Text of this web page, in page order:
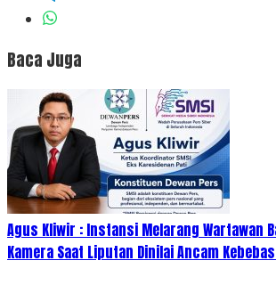
Baca Juga
Agus Kliwir : Instansi Melarang Wartawan
Kamera Saat Liputan Dinilai Ancam